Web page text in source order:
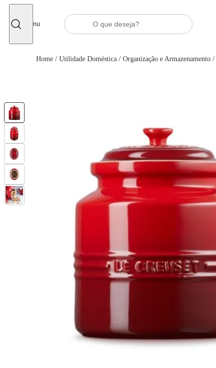
Menu
Home / Utilidade Doméstica / Organização e Armazenamento /